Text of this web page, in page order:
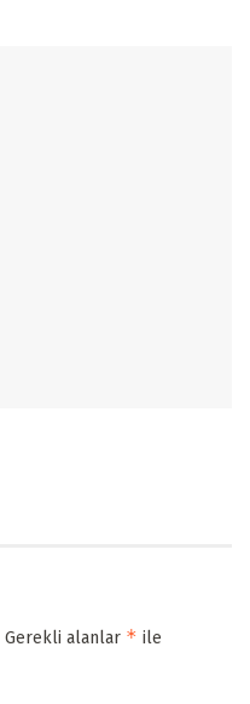
Gerekli alanlar * ile